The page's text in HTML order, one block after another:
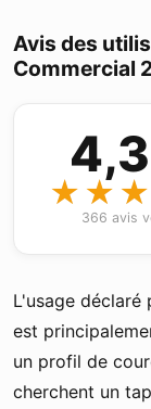
Avis des
Commercial
366 avis
L'usage déclaré
est
un profil de
cherchent un